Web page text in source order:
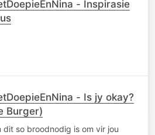
- Inspirasie
- Is jy okay?
Burger)
dit so broodnodig is om vir jou